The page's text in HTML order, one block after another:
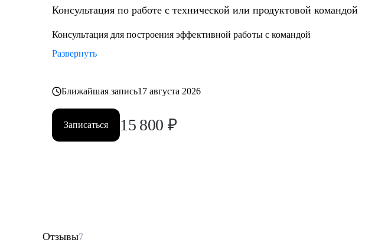
Консультация по работе с технической или продуктовой командой
Консультация для построения эффективной работы с командой
Развернуть
Ближайшая запись17 августа 2026
Записаться 15 800 ₽
Отзывы7